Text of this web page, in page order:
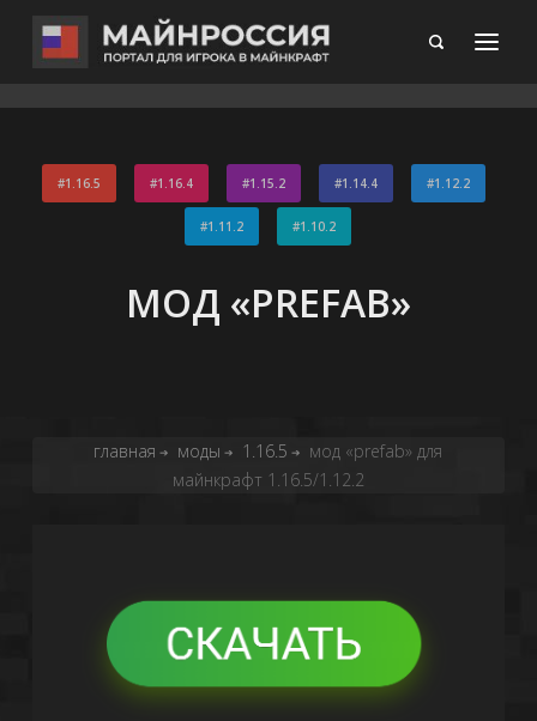
1.16.5 1.16.4 1.15.2 1.14.4 1.12.2
1.11.2 1.10.2
МОД «PREFAB»
главная ➔ моды ➔ 1.16.5 ➔
мод «prefab» для
майнкрафт 1.16.5/1.12.2